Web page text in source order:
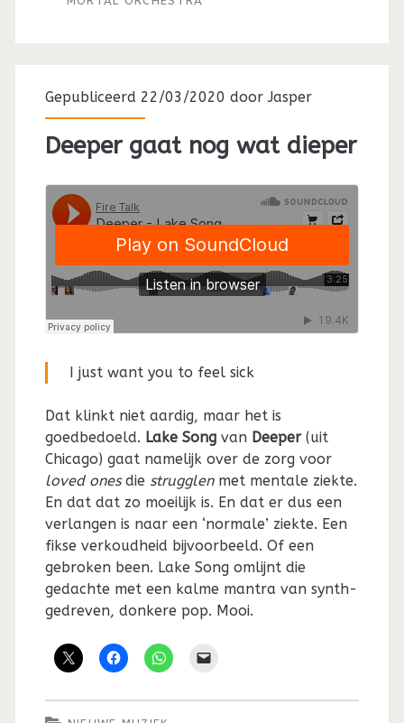
Gepubliceerd 22/03/2020 doorJasper
Deeper gaat nog wat dieper
I just want you to feel sick
Dat klinkt niet aardig, maar het is
goedbedoeld. Lake Songvan Deeper(uit
Chicago) gaat namelijk over de zorg voor
loved onesdie strugglenmet mentale ziekte.
En dat dat zo moeilijk is. En dat er dus een
verlangen is naar een ‘normale’ ziekte. Een
fikse verkoudheid bijvoorbeeld. Of een
gebroken been. Lake Song omlijnt die
gedachte met een kalme mantra van synth-
gedreven, donkere pop. Mooi.